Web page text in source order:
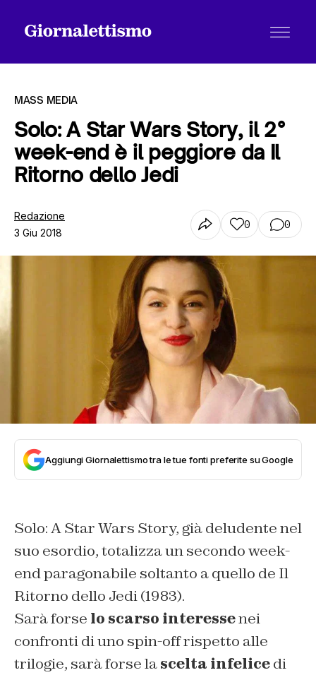
Tutti gli articoli
Chi siamo
MASS MEDIA
Solo: A Star Wars Story, il 2°
week-end è il peggiore da Il
Ritorno dello Jedi
Redazione
3 Giu 2018
0 0
Aggiungi Giornalettismo tra le tue fonti preferite su Google
Solo: A Star Wars Story, già deludente nel
suo esordio, totalizza un secondo week-
end paragonabile soltanto a quello de Il
Ritorno dello Jedi (1983).
Sarà forse lo scarso interessenei
confronti di uno spin-off rispetto alle
trilogie, sarà forse lascelta infelicedi